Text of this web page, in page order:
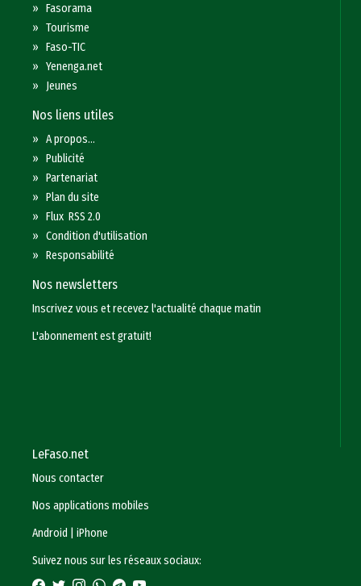
»Fasorama
»Tourisme
»Faso-TIC
»Yenenga.net
» Jeunes
Nos liens utiles
»A propos...
»Publicité
»Partenariat
»Plan du site
»Flux RSS 2.0
»Condition d'utilisation
»Responsabilité
Nos newsletters
Inscrivez vous et recevez l'actualité chaque matin
L'abonnement est gratuit!
LeFaso.net
Nous contacter
Nos applications mobiles
Android
|iPhone
Suivez nous sur les réseaux sociaux: